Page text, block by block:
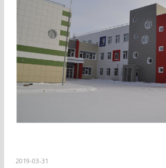
2019-03-31